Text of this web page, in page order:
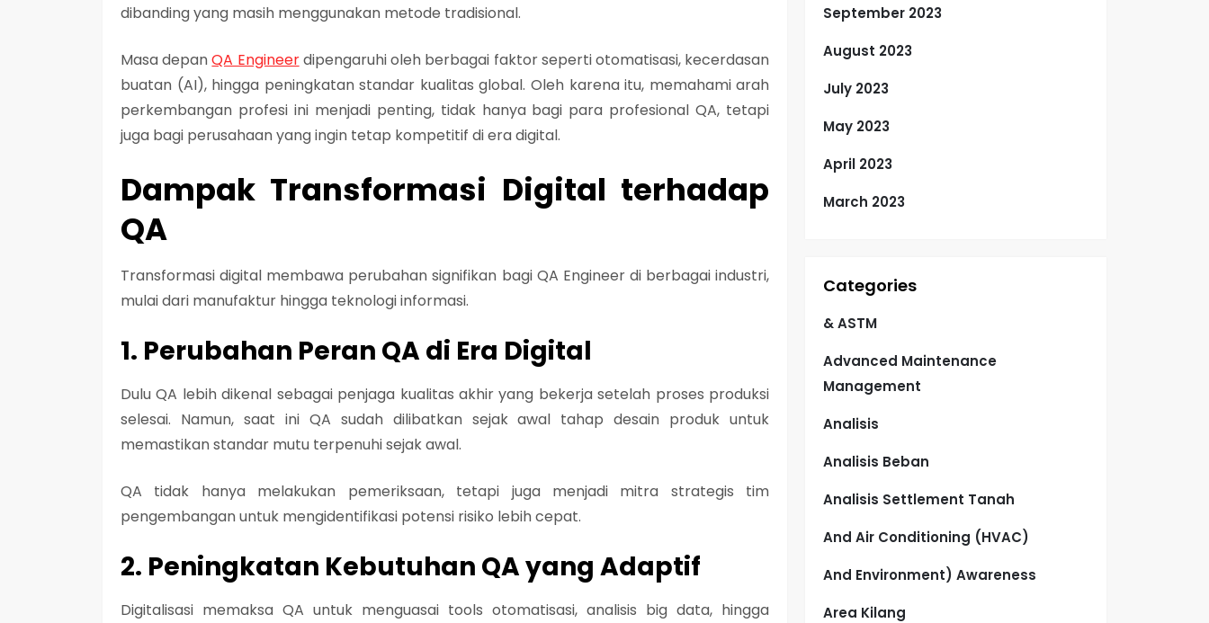
dibanding yang masih menggunakan metode tradisional.
Masa depanQA Engineerdipengaruhi oleh berbagai faktor seperti otomatisasi, kecerdasan
buatan (AI), hingga peningkatan standar kualitas global. Oleh karena itu, memahami arah
perkembangan profesi ini menjadi penting, tidak hanya bagi para profesional QA, tetapi
juga bagi perusahaan yang ingin tetap kompetitif di era digital.
Dampak Transformasi Digital terhadap
QA
Transformasi digital membawa perubahan signifikan bagi QA Engineer di berbagai industri,
mulai dari manufaktur hingga teknologi informasi.
1. Perubahan Peran QA di Era Digital
Dulu QA lebih dikenal sebagai penjaga kualitas akhir yang bekerja setelah proses produksi
selesai. Namun, saat ini QA sudah dilibatkan sejak awal tahap desain produk untuk
memastikan standar mutu terpenuhi sejak awal.
QA tidak hanya melakukan pemeriksaan, tetapi juga menjadi mitra strategis tim
pengembangan untuk mengidentifikasi potensi risiko lebih cepat.
2. Peningkatan Kebutuhan QA yang Adaptif
Digitalisasi memaksa QA untuk menguasai tools otomatisasi, analisis big data, hingga
September 2023
August 2023
July 2023
May 2023
April 2023
March 2023
Categories
& ASTM
Advanced Maintenance
Management
Analisis
Analisis Beban
Analisis Settlement Tanah
And Air Conditioning (HVAC)
And Environment) Awareness
Area Kilang